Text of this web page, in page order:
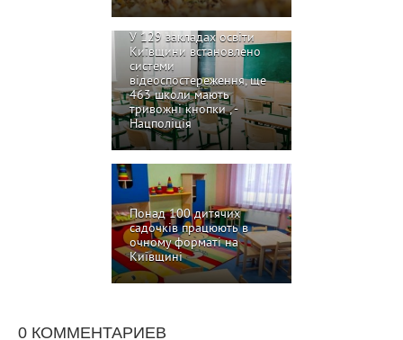
У 129 закладах освіти
Київщини встановлено
системи
відеоспостереження, ще
463 школи мають
тривожні кнопки , -
Нацполіція
Понад 100 дитячих
садочків працюють в
очному форматі на
Київщині
0 КОММЕНТАРИЕВ